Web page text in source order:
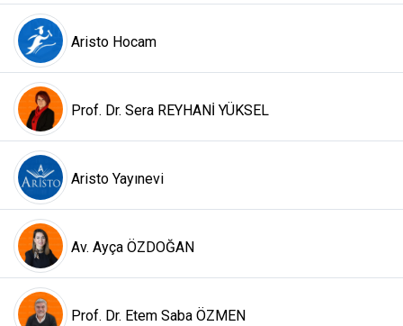
Aristo Hocam
Prof. Dr. Sera REYHANİ YÜKSEL
Aristo Yayınevi
Av. Ayça ÖZDOĞAN
Prof. Dr. Etem Saba ÖZMEN